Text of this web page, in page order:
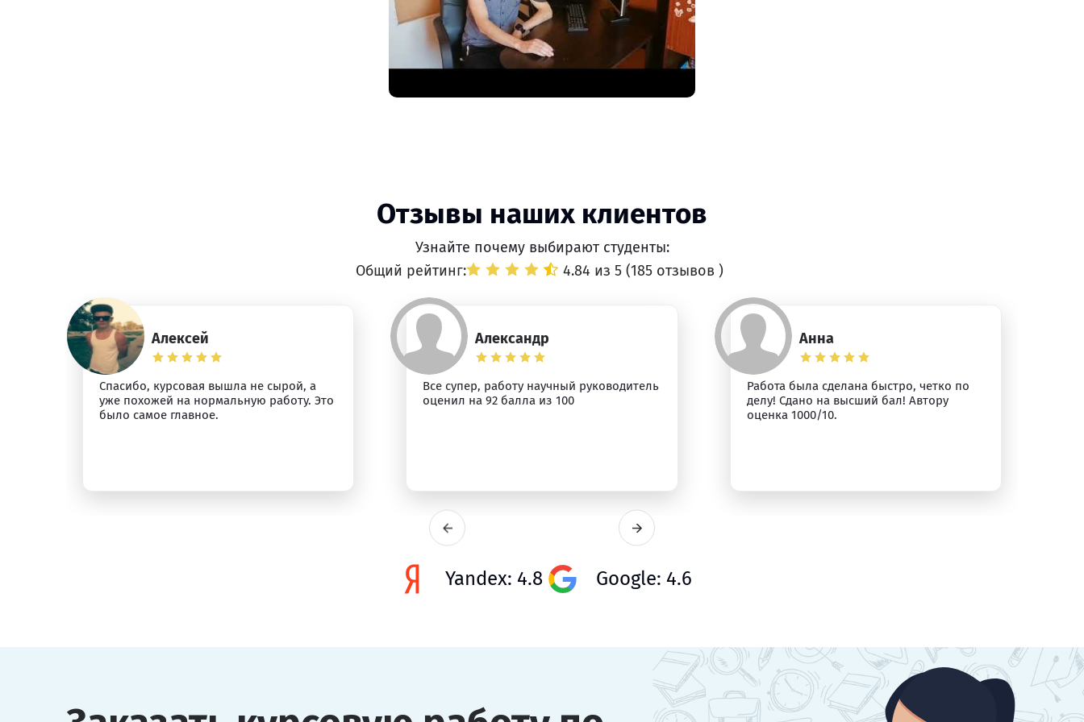
Отзывы наших клиентов
Узнайте почему выбирают студенты:
Общий рейтинг:
4.84 из 5 (185 отзывов )
Алексей
Спасибо, курсовая вышла не сырой, а
уже похожей на нормальную работу. Это
было самое главное.
Александр
Все супер, работу научный руководитель
оценил на 92 балла из 100
Анна
Работа была сделана быстро, четко по
делу! Сдано на высший бал! Автору
оценка 1000/10.
Yandex: 4.8 Google: 4.6